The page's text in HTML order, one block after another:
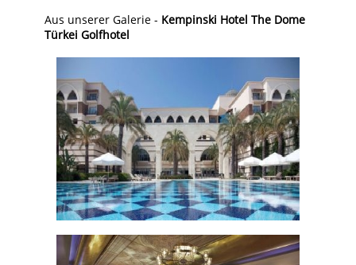
Aus unserer Galerie - Kempinski Hotel The Dome
Türkei Golfhotel